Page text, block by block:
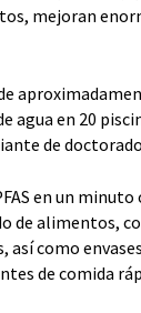
mejoran
agua en 20
de
en un
de alimentos,
como
de comida